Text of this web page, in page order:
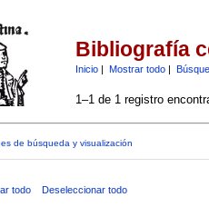
Bibliografía
Inicio| Mostrar todo|
1–1 de 1 registro
de búsqueda y visualización
todo Deseleccionar todo